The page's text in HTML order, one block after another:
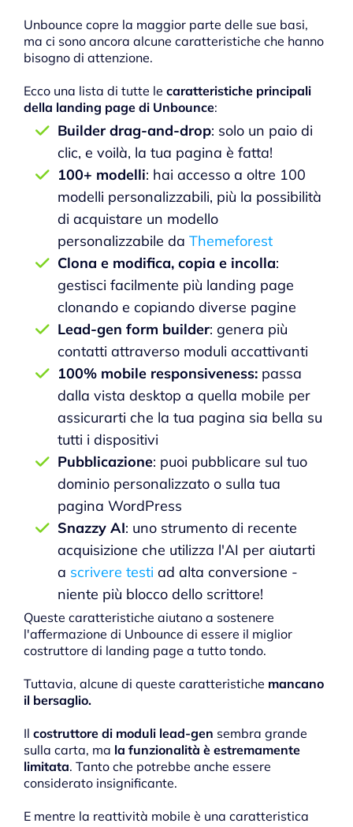
Unbounce copre la maggior parte delle sue basi,
ma ci sono ancora alcune caratteristiche che hanno
bisogno di attenzione.
Ecco una lista di tutte le caratteristiche principali
della landing page di Unbounce:
Builder drag-and-drop: solo un paio di
clic, e voilà, la tua pagina è fatta!
100+ modelli: hai accesso a oltre 100
modelli personalizzabili, più la possibilità
di acquistare un modello
personalizzabile da Themeforest
Clona e modifica, copia e incolla:
gestisci facilmente più landing page
clonando e copiando diverse pagine
Lead-gen form builder: genera più
contatti attraverso moduli accattivanti
100% mobile responsiveness: passa
dalla vista desktop a quella mobile per
assicurarti che la tua pagina sia bella su
tutti i dispositivi
Pubblicazione: puoi pubblicare sul tuo
dominio personalizzato o sulla tua
pagina WordPress
Snazzy AI: uno strumento di recente
acquisizione che utilizza l'AI per aiutarti
a scrivere testi ad alta conversione -
niente più blocco dello scrittore!
Queste caratteristiche aiutano a sostenere
l'affermazione di Unbounce di essere il miglior
costruttore di landing page a tutto tondo.
Tuttavia, alcune di queste caratteristiche mancano
il bersaglio.
Il costruttore di moduli lead-gen sembra grande
sulla carta, ma la funzionalità è estremamente
limitata. Tanto che potrebbe anche essere
considerato insignificante.
E mentre la reattività mobile è una caratteristica